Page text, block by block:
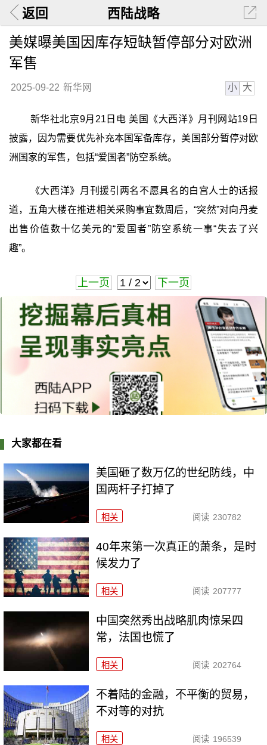
返回 西陆战略
美媒曝美国因库存短缺暂停部分对欧洲
军售
2025-09-22 新华网 小 大
新华社北京9月21日电 美国《大西洋》月刊网站19日
披露，因为需要优先补充本国军备库存，美国部分暂停对欧
洲国家的军售，包括“爱国者”防空系统。
《大西洋》月刊援引两名不愿具名的白宫人士的话报
道，五角大楼在推进相关采购事宜数周后，“突然”对向丹麦
出售价值数十亿美元的“爱国者”防空系统一事“失去了兴
趣”。
上一页 下一页
大家都在看
美国砸了数万亿的世纪防线，中
国两杆子打掉了
相关 阅读 230782
40年来第一次真正的萧条，是时
候发力了
相关 阅读 207777
中国突然秀出战略肌肉惊呆四
常，法国也慌了
相关 阅读 202764
不着陆的金融，不平衡的贸易，
不对等的对抗
相关 阅读 196539